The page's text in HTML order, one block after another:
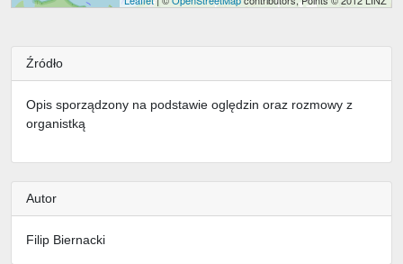
Źródło
Opis sporządzony na podstawie oględzin oraz rozmowy z
organistką
Autor
Filip Biernacki